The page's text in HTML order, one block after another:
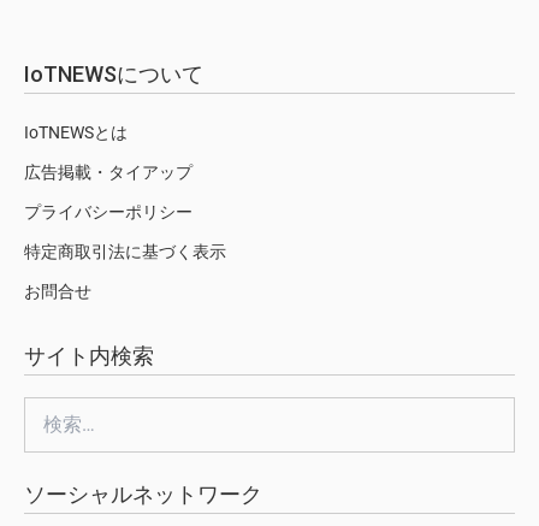
IoTNEWSについて
IoTNEWSとは
広告掲載・タイアップ
プライバシーポリシー
特定商取引法に基づく表示
お問合せ
サイト内検索
索:
ソーシャルネットワーク